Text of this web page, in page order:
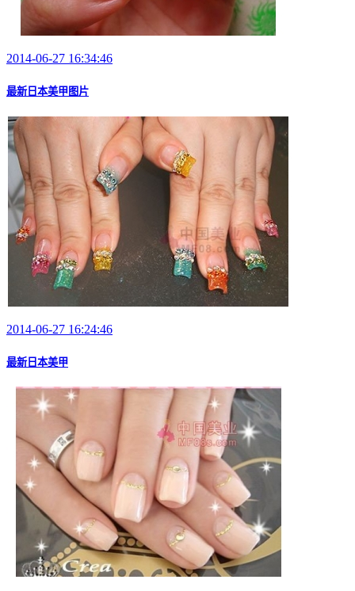
2014-06-27 16:34:46
最新日本美甲图片
2014-06-27 16:24:46
最新日本美甲